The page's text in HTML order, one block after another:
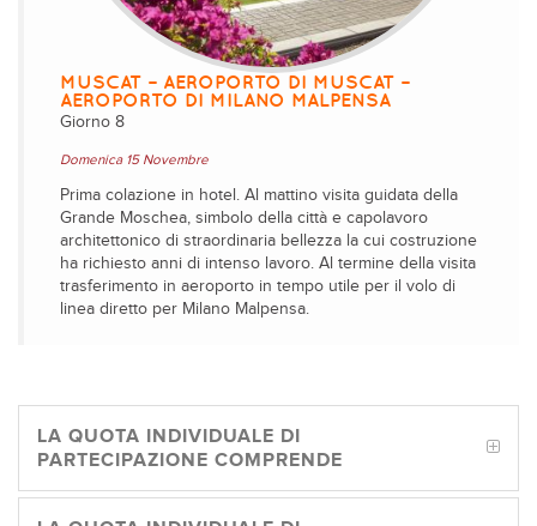
MUSCAT – AEROPORTO DI MUSCAT –
AEROPORTO DI MILANO MALPENSA
Giorno 8
Domenica 15 Novembre
Prima colazione in hotel. Al mattino visita guidata della
Grande Moschea, simbolo della città e capolavoro
architettonico di straordinaria bellezza la cui costruzione
ha richiesto anni di intenso lavoro. Al termine della visita
trasferimento in aeroporto in tempo utile per il volo di
linea diretto per Milano Malpensa.
LA QUOTA INDIVIDUALE DI
PARTECIPAZIONE COMPRENDE